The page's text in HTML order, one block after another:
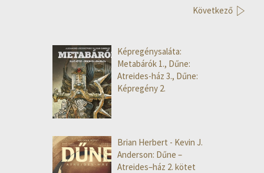
Következő
Képregénysaláta:
Metabárók 1., Dűne:
Atreides-ház 3., Dűne:
Képregény 2.
Brian Herbert - Kevin J.
Anderson: Dűne –
Atreides–ház 2. kötet